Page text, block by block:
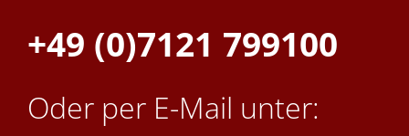
+49 (0)7121 799100
Oder per E-Mail unter: